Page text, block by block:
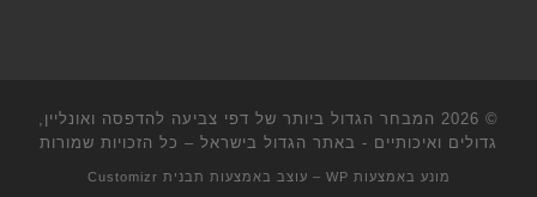
© 2026
המבחר הגדול ביותר של דפי צביעה להדפסה ואונליין,
גדולים ואיכותיים - באתר הגדול בישראל – כל הזכויות שמורות
מונע באמצעות WP – עוצב באמצעות תבנית Customizr